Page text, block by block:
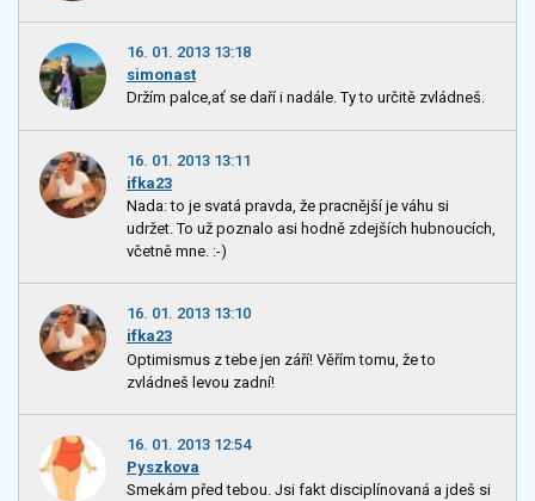
16. 01. 2013 13:18
simonast
Držím palce,ať se daří i nadále. Ty to určitě zvládneš.
16. 01. 2013 13:11
ifka23
Nada: to je svatá pravda, že pracnější je váhu si
udržet. To už poznalo asi hodně zdejších hubnoucích,
včetně mne. :-)
16. 01. 2013 13:10
ifka23
Optimismus z tebe jen září! Věřím tomu, že to
zvládneš levou zadní!
16. 01. 2013 12:54
Pyszkova
Smekám před tebou. Jsi fakt disciplínovaná a jdeš si